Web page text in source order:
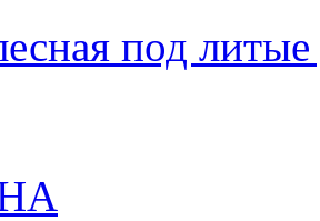
под